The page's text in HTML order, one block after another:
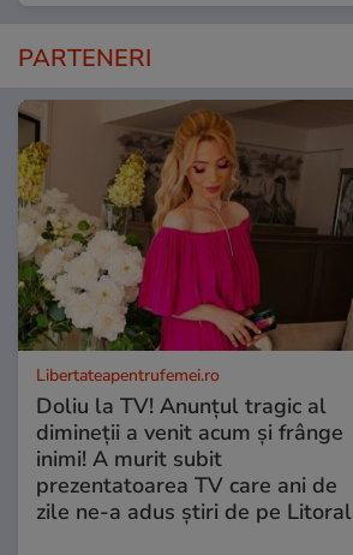
PARTENERI
Libertateapentrufemei.ro
Doliu la TV! Anunțul tragic al
dimineții a venit acum și frânge
inimi! A murit subit
prezentatoarea TV care ani de
zile ne-a adus știri de pe Litoral